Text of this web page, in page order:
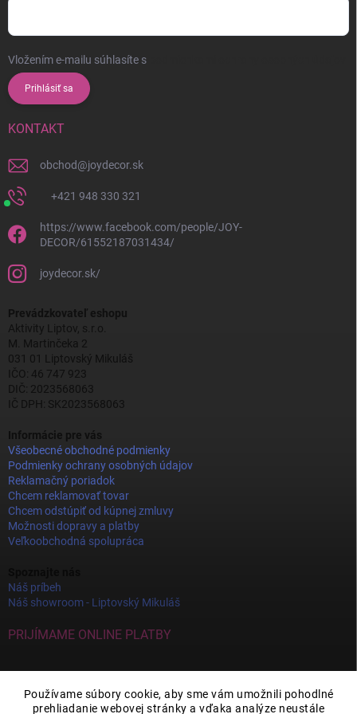
Používame súbory cookie, aby sme vám umožnili pohodlné
prehliadanie webovej stránky a vďaka analýze neustále
Vložením e-mailu súhlasíte s
Prihlásiť sa
KONTAKT
obchod@joydecor.sk
+421 948 330 321
https://www.facebook.com/people/JOY-
DECOR/61552187031434/
joydecor.sk/
Prevádzkovateľ eshopu
Aktivity Liptov, s.r.o.
M. Martinčeka 2
031 01 Liptovský Mikuláš
IČO: 46 747 923
DIČ: 2023568063
IČ DPH: SK2023568063
Informácie pre vás
Všeobecné obchodné podmienky
Podmienky ochrany osobných údajov
Reklamačný poriadok
Chcem reklamovať tovar
Chcem odstúpiť od kúpnej zmluvy
Možnosti dopravy a platby
Veľkoobchodná spolupráca
Náš príbeh
Náš showroom - Liptovský Mikuláš
PRIJÍMAME ONLINE PLATBY